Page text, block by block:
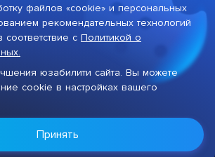
компании
для автоматизации бизнеса
2026 год. Все права
защищены ©
Max
файлов «cookie» и персональных
рекомендательных технологий
с Политикой о
юзабилити сайта. Вы можете
cookie в настройках вашего
Принять